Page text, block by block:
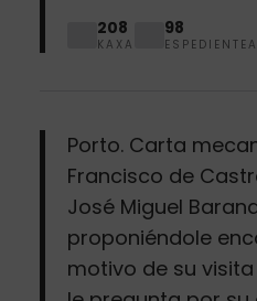
208
KAXA
98
ESPEDIENTEA
Porto. Carta
Francisco de
José Miguel
proponiéndole
motivo de su